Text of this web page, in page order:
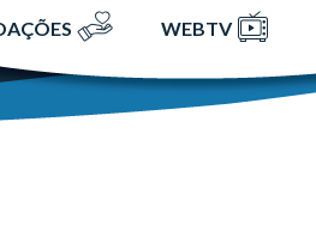
WEBTV